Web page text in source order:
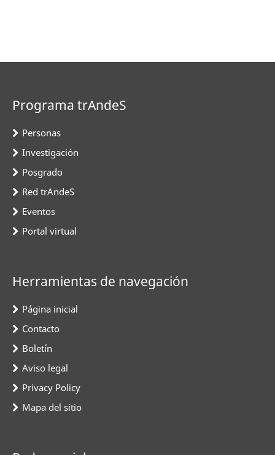
Programa trAndeS
Personas
Investigación
Posgrado
Red trAndeS
Eventos
Portal virtual
Herramientas de navegación
Página inicial
Contacto
Boletín
Aviso legal
Privacy Policy
Mapa del sitio